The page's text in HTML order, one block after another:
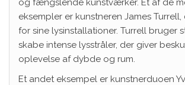
og fængslende kunstværker. Et af de
eksempler er kunstneren James
for sine lysinstallationer. Turrell bruger
skabe intense lysstråler, der giver
oplevelse af dybde og rum.
Et andet eksempel er kunstnerduoen